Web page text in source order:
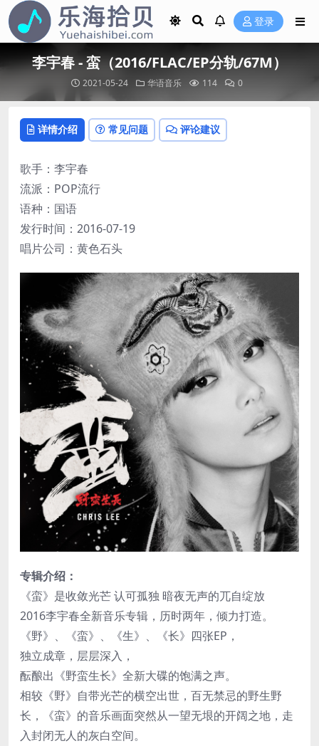
登录
李宇春 - 蛮（2016/FLAC/EP分轨/67M）
2021-05-24 华语音乐 114 0
详情介绍 常见问题 评论建议
歌手：李宇春
流派：POP流行
语种：国语
发行时间：2016-07-19
唱片公司：黄色石头
专辑介绍：
《蛮》是收敛光芒 认可孤独 暗夜无声的兀自绽放
2016李宇春全新音乐专辑，历时两年，倾力打造。
《野》、《蛮》、《生》、《长》四张EP，
独立成章，层层深入，
酝酿出《野蛮生长》全新大碟的饱满之声。
相较《野》自带光芒的横空出世，百无禁忌的野生野
长，《蛮》的音乐画面突然从一望无垠的开阔之地，走
入封闭无人的灰白空间。